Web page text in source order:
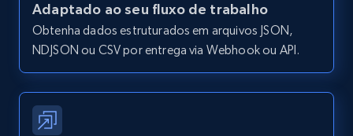
12K+ 1.3K+ Comece grátis
Zillow properties listing information -
Search by parameters on zillow and use the
Adaptado ao seu fluxo de trabalho
Obtenha dados estruturados em arquivos JSON,
NDJSON ou CSV por entrega via Webhook ou API.